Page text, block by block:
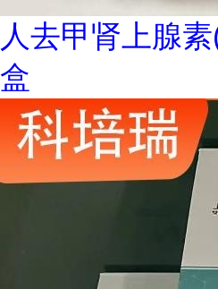
人去甲肾上腺
盒